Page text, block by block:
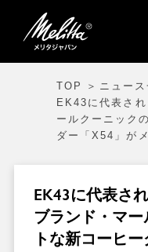
TOP
ニュース
EK43に代表さ
ールクーニック
ダー「X54」が
EK43に代表さ
ブランド・マ
トな新コーヒ